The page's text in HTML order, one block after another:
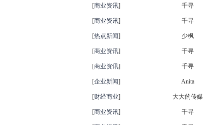
[商业资讯] 千寻
[商业资讯] 千寻
[热点新闻] 少枫
[商业资讯] 千寻
[商业资讯] 千寻
[企业新闻] Anita
[财经商业] 大大的传媒
[商业资讯] 千寻